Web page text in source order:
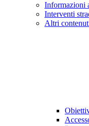
Informazioni
Interventi
Altri